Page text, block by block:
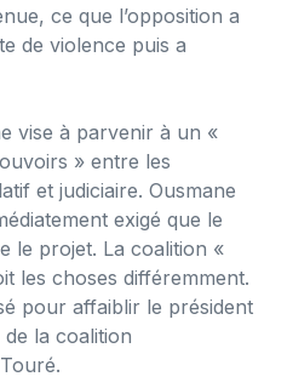
ce que l’opposition a
de violence puis a
vise à parvenir à un «
» entre les
et judiciaire. Ousmane
exigé que le
le projet. La coalition «
les choses différemment.
pour affaiblir le président
la coalition